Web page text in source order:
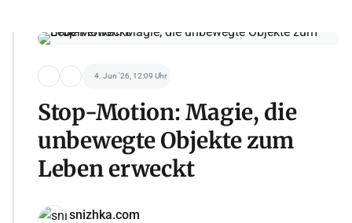
4. Jun '26, 12:09 Uhr
Stop-Motion: Magie, die
unbewegte Objekte zum
Leben erweckt
snizhka.com